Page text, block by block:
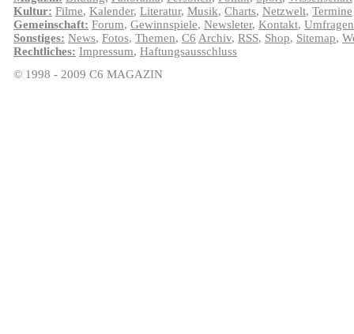
Kultur: Filme, Kalender, Literatur, Musik, Charts, Netzwelt, Termine
Gemeinschaft: Forum, Gewinnspiele, Newsleter, Kontakt, Umfragen
Sonstiges: News, Fotos, Themen, C6 Archiv, RSS, Shop, Sitemap,
Rechtliches: Impressum, Haftungsausschluss
© 1998 - 2009 C6 MAGAZIN